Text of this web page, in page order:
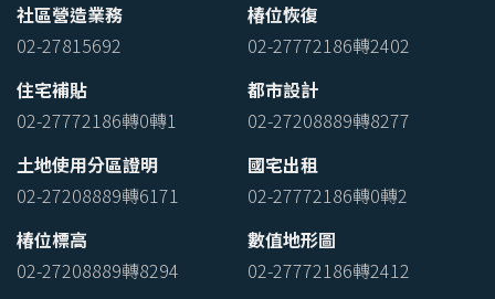
社區營造業務
02-27815692
椿位恢復
02-27772186轉2402
住宅補貼
02-27772186轉0轉1
都市設計
02-27208889轉8277
土地使用分區證明
02-27208889轉6171
國宅出租
02-27772186轉0轉2
椿位標高
02-27208889轉8294
數值地形圖
02-27772186轉2412